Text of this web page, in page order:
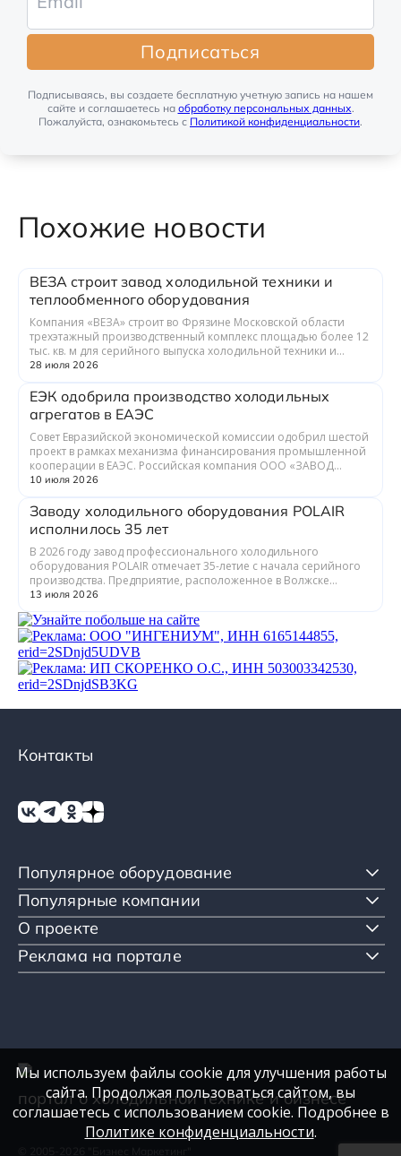
Подписаться
Подписываясь, вы создаете бесплатную учетную запись на нашем
сайте и соглашаетесь на обработку персональных данных.
Пожалуйста, ознакомьтесь с Политикой конфиденциальности.
Похожие новости
ВЕЗА строит завод холодильной техники и
теплообменного оборудования
Компания «ВЕЗА» строит во Фрязине Московской области
трехэтажный производственный комплекс площадью более 12
тыс. кв. м для серийного выпуска холодильной техники и
теплообменного оборудования. ...
28 июля 2026
ЕЭК одобрила производство холодильных
агрегатов в ЕАЭС
Совет Евразийской экономической комиссии одобрил шестой
проект в рамках механизма финансирования промышленной
кооперации в ЕАЭС. Российская компания ООО «ЗАВОД
ГРАДИЕНТ» совместно с предприятия...
10 июля 2026
Заводу холодильного оборудования POLAIR
исполнилось 35 лет
В 2026 году завод профессионального холодильного
оборудования POLAIR отмечает 35-летие с начала серийного
производства. Предприятие, расположенное в Волжске
Республики Марий Эл, выпускает обору...
13 июля 2026
Популярное оборудование
Популярные компании
О проекте
Реклама на портале
Контакты
портал о холодильной технике и бизнесе
Мы используем файлы cookie для улучшения работы
сайта. Продолжая пользоваться сайтом, вы
соглашаетесь с использованием cookie. Подробнее в
Политике конфиденциальности.